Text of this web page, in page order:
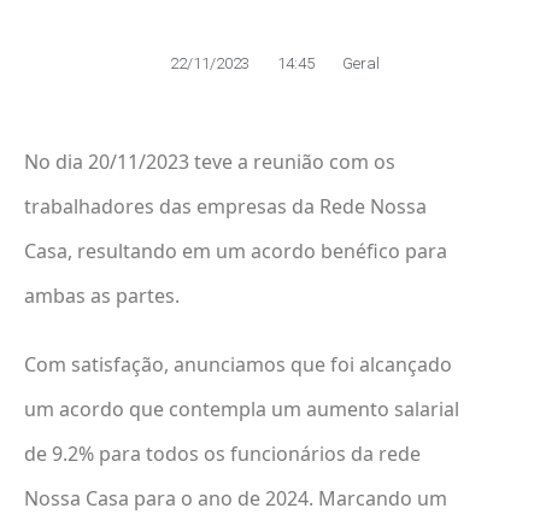
22/11/2023 14:45 Geral
No dia 20/11/2023 teve a reunião com os
trabalhadores das empresas da Rede Nossa
Casa, resultando em um acordo benéfico para
ambas as partes.
Com satisfação, anunciamos que foi alcançado
um acordo que contempla um aumento salarial
de 9.2% para todos os funcionários da rede
Nossa Casa para o ano de 2024. Marcando um